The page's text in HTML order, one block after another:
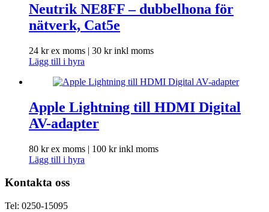
Neutrik NE8FF – dubbelhona för
nätverk, Cat5e
24 krex moms | 30 krinkl moms
Lägg till i hyra
Apple Lightning till HDMI Digital
AV-adapter
80 krex moms | 100 krinkl moms
Lägg till i hyra
Kontakta oss
Tel: 0250-15095